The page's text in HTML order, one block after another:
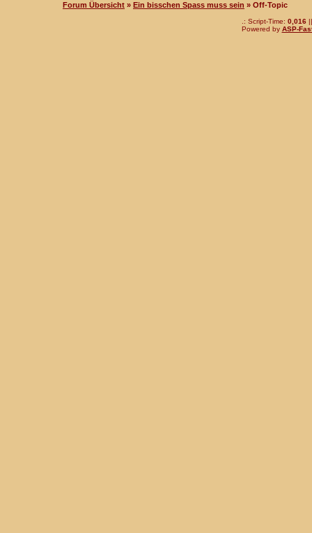
Forum Übersicht » Ein bisschen Spass muss sein » Off-Topic
.: Script-Time: 0,016||
Powered by ASP-